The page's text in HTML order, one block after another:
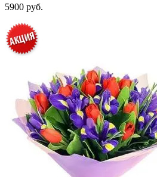
5900 руб.